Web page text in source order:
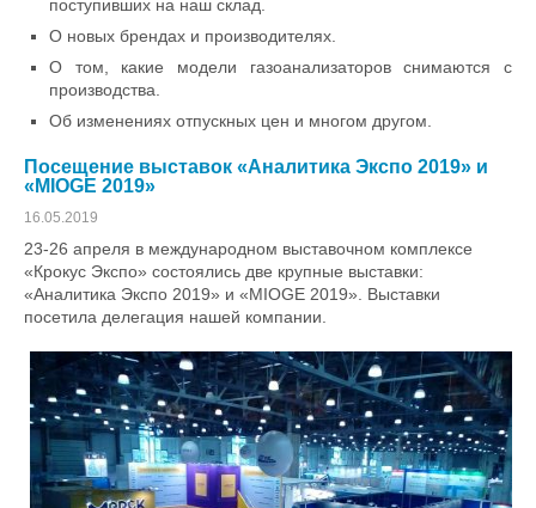
поступивших на наш склад.
О новых брендах и производителях.
О том, какие модели газоанализаторов снимаются с
производства.
Об изменениях отпускных цен и многом другом.
Посещение выставок «Аналитика Экспо 2019» и
«MIOGE 2019»
16.05.2019
23-26 апреля в международном выставочном комплексе
«Крокус Экспо» состоялись две крупные выставки:
«Аналитика Экспо 2019» и «MIOGE 2019». Выставки
посетила делегация нашей компании.